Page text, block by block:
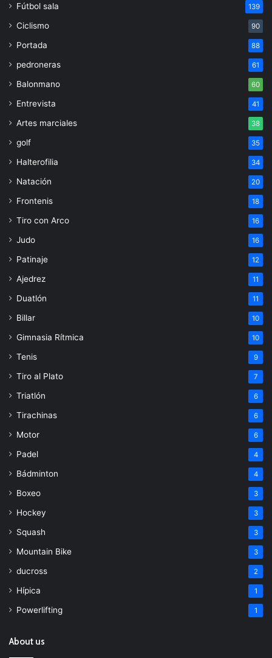
Fútbol sala 139
Ciclismo 90
Portada 88
pedroneras 61
Balonmano 60
Entrevista 41
Artes marciales 38
golf 35
Halterofilia 34
Natación 20
Frontenis 18
Tiro con Arco 16
Judo 16
Patinaje 12
Ajedrez 11
Duatlón 11
Billar 10
Gimnasia Rítmica 10
Tenis 9
Tiro al Plato 7
Triatlón 6
Tirachinas 6
Motor 6
Padel 4
Bádminton 4
Boxeo 3
Hockey 3
Squash 3
Mountain Bike 3
ducross 2
Hípica 1
Powerlifting 1
About us